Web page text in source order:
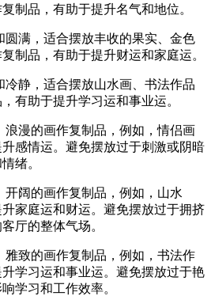
制品，有助于提升名气和地位。
圆满，适合摆放丰收的果实、金色
制品，有助于提升财运和家庭运。
静，适合摆放山水画、书法作品
有助于提升学习运和事业运。
浪漫的画作复制品，例如，情侣画
感情运。避免摆放过于刺激或阴暗
绪。
阔的画作复制品，例如，山水
家庭运和财运。避免摆放过于拥挤
厅的整体气场。
雅致的画作复制品，例如，书法作
学习运和事业运。避免摆放过于艳
学习和工作效率。